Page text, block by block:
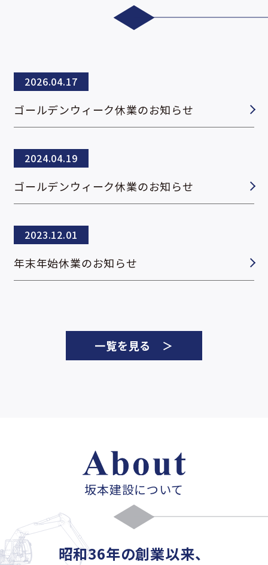
2026.04.17
ゴールデンウィーク休業のお知らせ
2024.04.19
ゴールデンウィーク休業のお知らせ
2023.12.01
年末年始休業のお知らせ
一覧を見る ＞
坂本建設について
昭和36年の創業以来、